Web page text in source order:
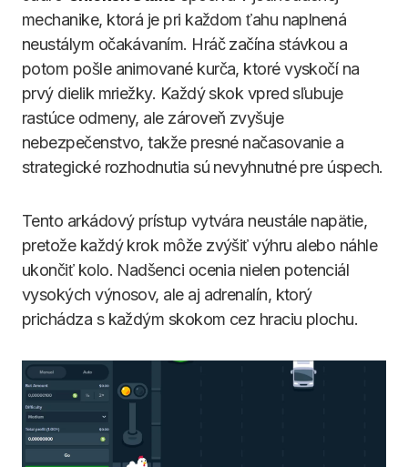
mechanike, ktorá je pri každom ťahu naplnená
neustálym očakávaním. Hráč začína stávkou a
potom pošle animované kurča, ktoré vyskočí na
prvý dielik mriežky. Každý skok vpred sľubuje
rastúce odmeny, ale zároveň zvyšuje
nebezpečenstvo, takže presné načasovanie a
strategické rozhodnutia sú nevyhnutné pre úspech.
Tento arkádový prístup vytvára neustále napätie,
pretože každý krok môže zvýšiť výhru alebo náhle
ukončiť kolo. Nadšenci ocenia nielen potenciál
vysokých výnosov, ale aj adrenalín, ktorý
prichádza s každým skokom cez hraciu plochu.